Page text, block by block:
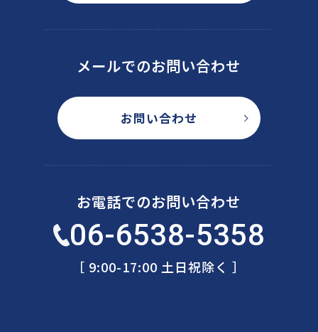
メールでのお問い合わせ
お問い合わせ
お電話でのお問い合わせ
06-6538-5358
［ 9:00-17:00 土日祝除く ］